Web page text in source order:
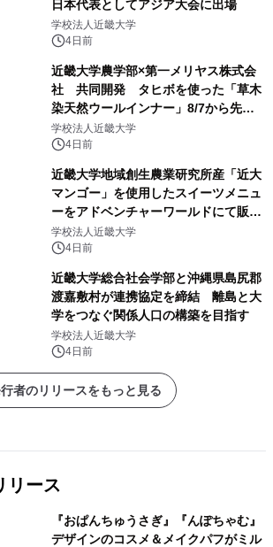
日本代表としてアジア大会に出場
学校法人近畿大学
4日前
近畿大学農学部×第一メリヤス株式会
社 共同開発 タヒボを使った「草木
染天然ウールインナー」8/7から先行
販売
学校法人近畿大学
4日前
近畿大学地域創生農業研究所産「近大
マンゴー」を使用したスイーツメニュ
ーをアドベンチャーワールドにて販売
します パークでしか味わえない期間
限定スイーツを楽しんで♪
学校法人近畿大学
4日前
近畿大学総合社会学部と沖縄県島尻郡
渡嘉敷村が連携協定を締結 離島と大
学をつなぐ関係人口の構築を目指す
学校法人近畿大学
4日前
者のリリースをもっと見る
リース
『おぱんちゅうさぎ』『んぽちゃむ』
デザインのコスメ＆メイクパフがミル